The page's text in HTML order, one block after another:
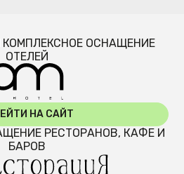
ОСНАЩЕНИЕ
ОТЕЛЕЙ
НА САЙТ
РЕСТОРАНОВ, КАФЕ И
БАРОВ